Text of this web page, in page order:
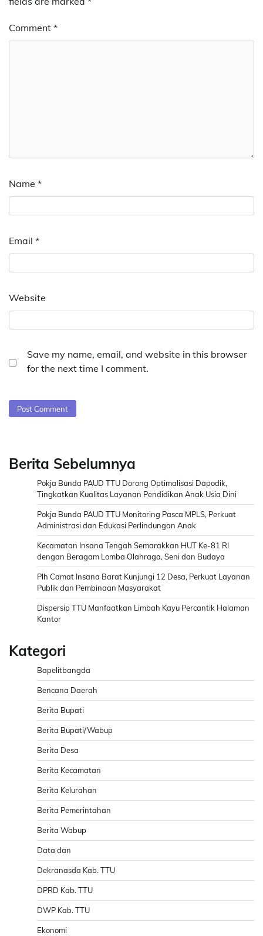
Comment *
Name *
Email *
Website
Save my name, email, and website in this browser
for the next time I comment.
Berita Sebelumnya
Pokja Bunda PAUD TTU Dorong Optimalisasi Dapodik,
Tingkatkan Kualitas Layanan Pendidikan Anak Usia Dini
Pokja Bunda PAUD TTU Monitoring Pasca MPLS, Perkuat
Administrasi dan Edukasi Perlindungan Anak
Kecamatan Insana Tengah Semarakkan HUT Ke-81 RI
dengan Beragam Lomba Olahraga, Seni dan Budaya
Plh Camat Insana Barat Kunjungi 12 Desa, Perkuat Layanan
Publik dan Pembinaan Masyarakat
Dispersip TTU Manfaatkan Limbah Kayu Percantik Halaman
Kantor
Kategori
Bapelitbangda
Bencana Daerah
Berita Bupati
Berita Bupati/Wabup
Berita Desa
Berita Kecamatan
Berita Kelurahan
Berita Pemerintahan
Berita Wabup
Data dan
Dekranasda Kab. TTU
DPRD Kab. TTU
DWP Kab. TTU
Ekonomi